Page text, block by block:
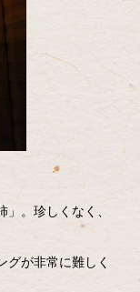
。珍しくなく、
グが非常に難しく